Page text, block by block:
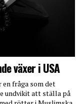
växer i USA
en fråga som det
undvikit att ställa på